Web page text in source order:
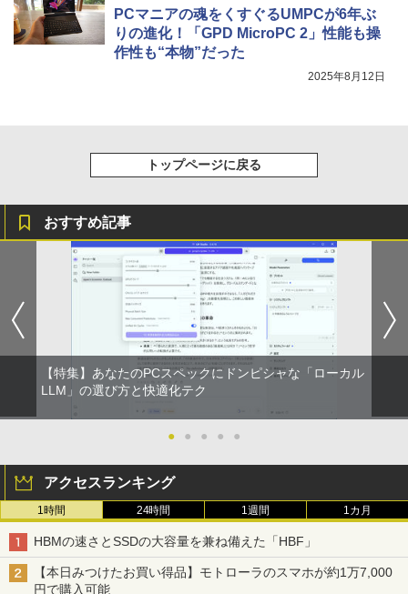
PCマニアの魂をくすぐるUMPCが6年ぶ
りの進化！「GPD MicroPC 2」性能も操
作性も“本物”だった
2025年8月12日
トップページに戻る
おすすめ記事
【特集】あなたのPCスペックにドンピシャな「ローカル
LLM」の選び方と快適化テク
● ● ● ● ●
アクセスランキング
1時間 24時間 1週間 1カ月
HBMの速さとSSDの大容量を兼ね備えた「HBF」
【本日みつけたお買い得品】モトローラのスマホが約1万7,000
円で購入可能